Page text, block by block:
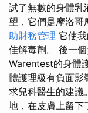
試了無數的身體乳
望，它們是摩洛哥
助財務管理 它使
佳解毒劑。 後一
Warentest的身體
體護理級有負面影
求兒科醫生的建議
地，在皮膚上留下